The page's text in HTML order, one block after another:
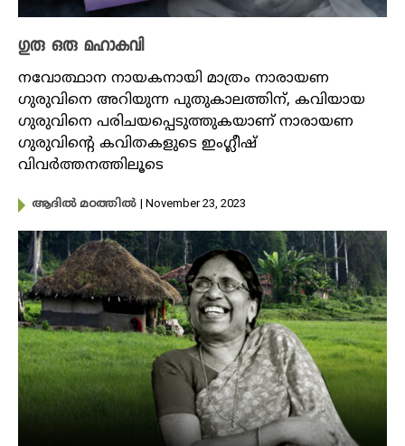
ഗുരു ഒരു മഹാകവി
നവോത്ഥാന നായകനായി മാത്രം നാരായണ ​
ഗുരുവിനെ അറിയുന്ന പുതുകാലത്തിന്, ​കവിയായ
ഗുരുവിനെ പരിചയപ്പെടുത്തുകയാണ് ​നാരായണ ​
ഗുരുവിന്റെ കവിതകളുടെ ഇം​ഗ്ലീഷ്
വിവർത്തനത്തിലൂടെ
ആദിൽ മഠത്തിൽ | November 23, 2023